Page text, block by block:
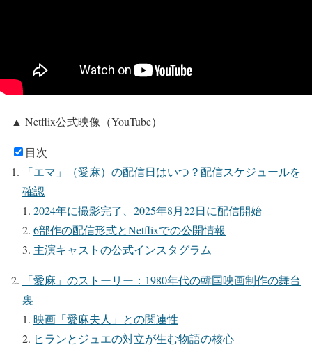
▲ Netflix公式映像（YouTube）
目次
「エマ」（愛麻）の配信日はいつ？配信スケジュールを
確認
2024年に撮影完了、2025年8月22日に配信開始
6部作の配信形式とNetflixでの公開情報
主演キャストの公式インスタグラム
「愛麻」のストーリー：1980年代の韓国映画制作の舞台
裏
映画「愛麻夫人」との関連性
ヒランとジュエの対立が生む物語の核心